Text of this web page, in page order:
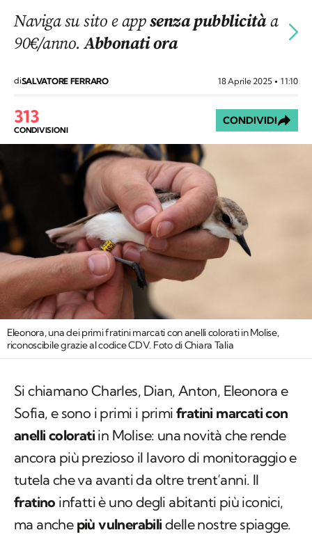
Naviga su sito e appsenza pubblicitàa
90€/anno.Abbonati ora
diSALVATORE FERRARO 18 Aprile 2025 11:10
313
CONDIVISIONI
CONDIVIDI
Eleonora, una dei primi fratini marcati con anelli colorati in Molise,
riconoscibile grazie al codice CDV. Foto di Chiara Talia
Si chiamano Charles, Dian, Anton, Eleonora e
Sofia, e sono i primi i primi fratini marcati con
anelli colorati in Molise: una novità che rende
ancora più prezioso il lavoro di monitoraggio e
tutela che va avanti da oltre trent’anni. Il
fratino infatti è uno degli abitanti più iconici,
ma anche più vulnerabili delle nostre spiagge.